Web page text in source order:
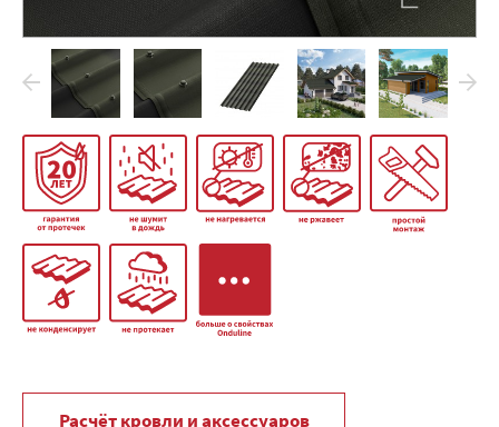
Расчёт кровли и аксессуаров